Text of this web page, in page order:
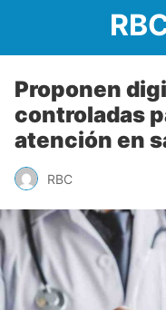
Proponen
controladas
atención en
RBC